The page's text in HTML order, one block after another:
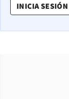
INICIA SESIÓN